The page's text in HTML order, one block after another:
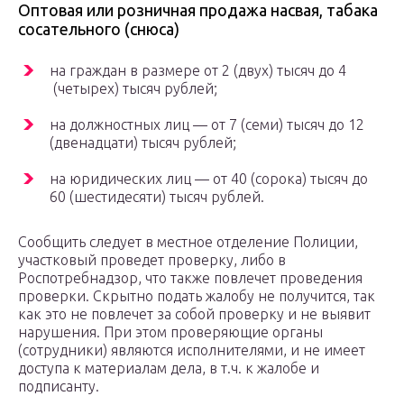
Оптовая или розничная продажа насвая, табака
сосательного (снюса)
на граждан в размере от 2 (двух) тысяч до 4
(четырех) тысяч рублей;
на должностных лиц — от 7 (семи) тысяч до 12
(двенадцати) тысяч рублей;
на юридических лиц — от 40 (сорока) тысяч до
60 (шестидесяти) тысяч рублей.
Сообщить следует в местное отделение Полиции,
участковый проведет проверку, либо в
Роспотребнадзор, что также повлечет проведения
проверки. Скрытно подать жалобу не получится, так
как это не повлечет за собой проверку и не выявит
нарушения. При этом проверяющие органы
(сотрудники) являются исполнителями, и не имеет
доступа к материалам дела, в т.ч. к жалобе и
подписанту.